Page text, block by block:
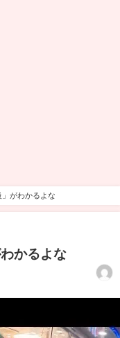
がわかるよな
かるよな